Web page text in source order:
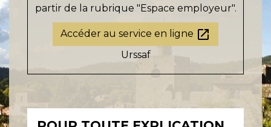
partir de la rubrique "Espace employeur".
Accéder au service en ligne open_in_new
Urssaf